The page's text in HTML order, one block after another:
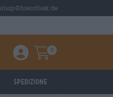
shop@bierothek.de
Einloggen / Anmelden
Warenkorb
0
Spedizione